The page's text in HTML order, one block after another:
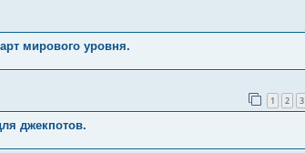
мирового уровня.
1 2 3
джекпотов.